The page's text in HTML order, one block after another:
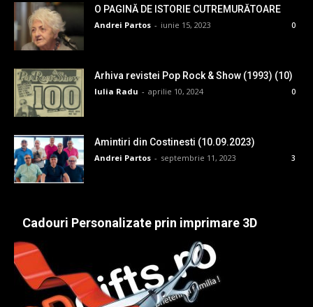
O PAGINĂ DE ISTORIE CUTREMURĂTOARE
Andrei Partos - iunie 15, 2023 0
Arhiva revistei Pop Rock & Show (1993) (10)
Iulia Radu - aprilie 10, 2024 0
Amintiri din Costinesti (10.09.2023)
Andrei Partos - septembrie 11, 2023 3
Cadouri Personalizate prin imprimare 3D